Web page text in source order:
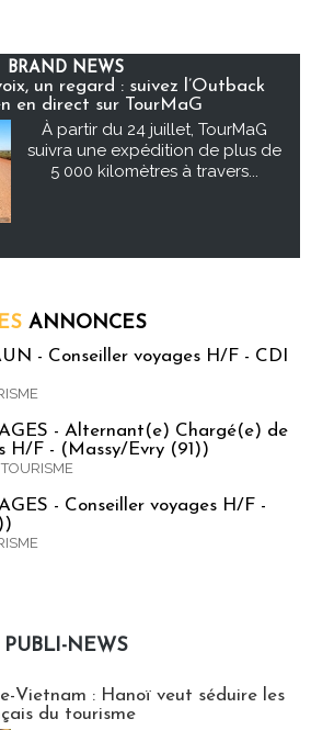
BRAND NEWS
un regard : suivez l’Outback
en direct sur TourMaG
À partir du 24 juillet, TourMaG
suivra une expédition de plus de
5 000 kilomètres à travers...
ANNONCES
- Conseiller voyages H/F - CDI
- Alternant(e) Chargé(e) de
H/F - (Massy/Evry (91))
- Conseiller voyages H/F -
PUBLI-NEWS
Vietnam : Hanoï veut séduire les
du tourisme